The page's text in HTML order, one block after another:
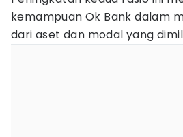
kemampuan Ok Bank dalam
dari aset dan modal yang